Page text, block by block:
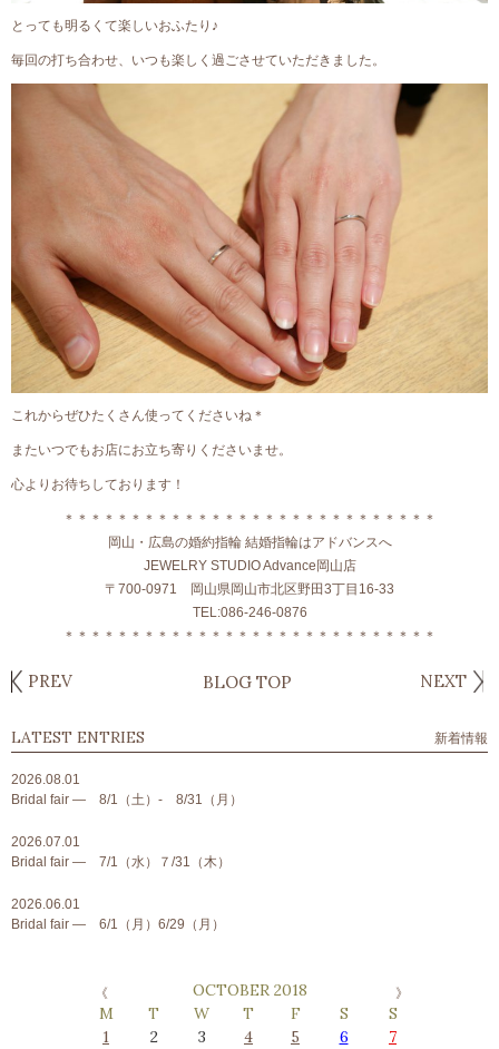
とっても明るくて楽しいおふたり♪
毎回の打ち合わせ、いつも楽しく過ごさせていただきました。
これからぜひたくさん使ってくださいね＊
またいつでもお店にお立ち寄りくださいませ。
心よりお待ちしております！
＊＊＊＊＊＊＊＊＊＊＊＊＊＊＊＊＊＊＊＊＊＊＊＊＊＊＊＊
岡山・広島の婚約指輪 結婚指輪はアドバンスへ
JEWELRY STUDIO Advance岡山店
〒700-0971 岡山県岡山市北区野田3丁目16-33
TEL:086-246-0876
＊＊＊＊＊＊＊＊＊＊＊＊＊＊＊＊＊＊＊＊＊＊＊＊＊＊＊＊
PREV BLOG TOP NEXT
LATEST ENTRIES 新着情報
2026.08.01
Bridal fair ― 8/1（土）- 8/31（月）
2026.07.01
Bridal fair ― 7/1（水）７/31（木）
2026.06.01
Bridal fair ― 6/1（月）6/29（月）
OCTOBER 2018
M
T W T F S
S
1
2 3 4 5 6
7